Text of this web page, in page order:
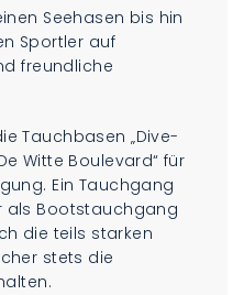
Seehasen bis hin
Sportler auf
freundliche
Tauchbasen „Dive-
Witte Boulevard“ für
Ein Tauchgang
als Bootstauchgang
die teils starken
stets die